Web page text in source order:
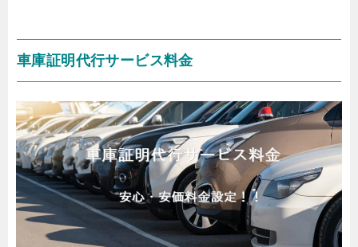
車庫証明代行サービス料金